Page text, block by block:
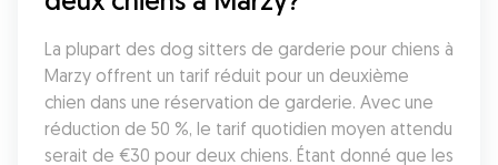
La plupart des dog sitters de garderie pour chiens à
Marzy offrent un tarif réduit pour un deuxième
chien dans une réservation de garderie. Avec une
réduction de 50 %, le tarif quotidien moyen attendu
serait de €30 pour deux chiens. Étant donné que les